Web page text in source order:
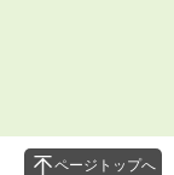
ページトップへ